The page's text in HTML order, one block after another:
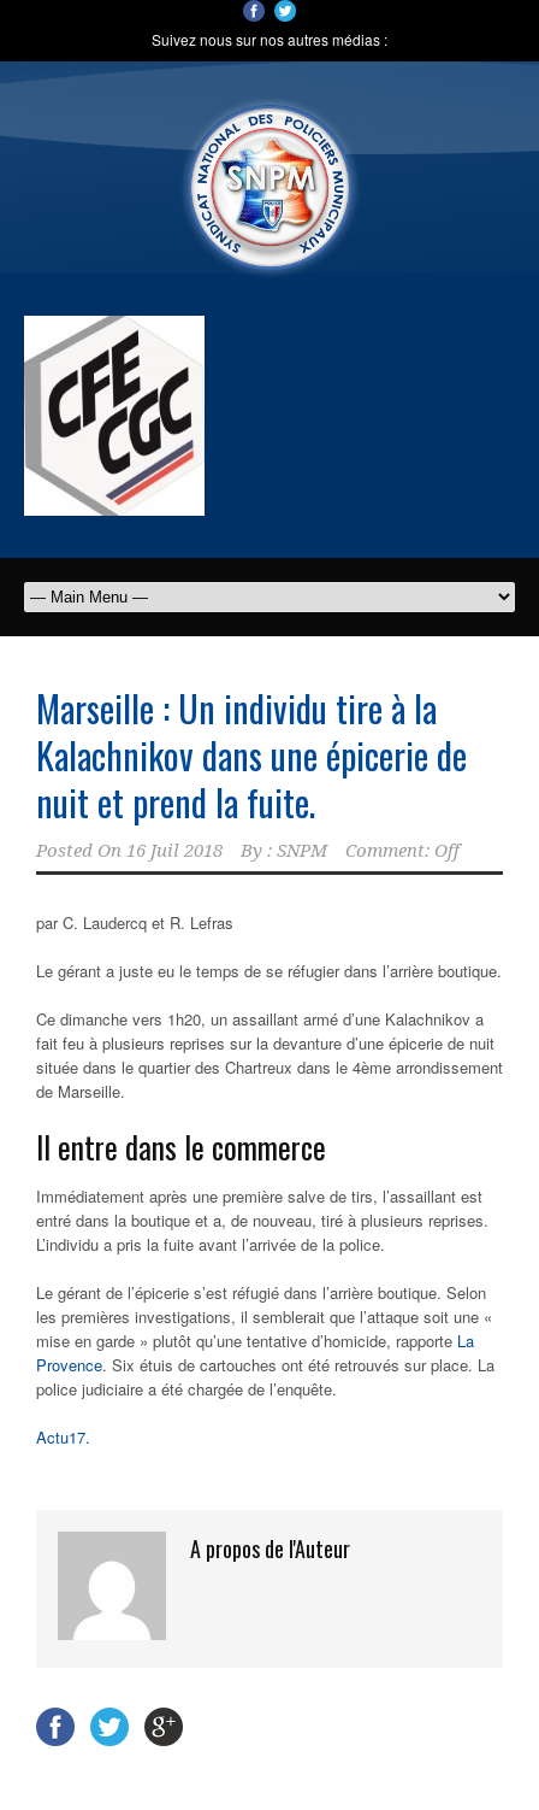
Suivez nous sur nos autres médias :
Marseille : Un individu tire à la
Kalachnikov dans une épicerie de
nuit et prend la fuite.
Posted On 16 Juil 2018 By : SNPM Comment: Off
par C. Laudercq et R. Lefras
Le gérant a juste eu le temps de se réfugier dans l’arrière boutique.
Ce dimanche vers 1h20, un assaillant armé d’une Kalachnikov a
fait feu à plusieurs reprises sur la devanture d’une épicerie de nuit
située dans le quartier des Chartreux dans le 4ème arrondissement
de Marseille.
Il entre dans le commerce
Immédiatement après une première salve de tirs, l’assaillant est
entré dans la boutique et a, de nouveau, tiré à plusieurs reprises.
L’individu a pris la fuite avant l’arrivée de la police.
Le gérant de l’épicerie s’est réfugié dans l’arrière boutique. Selon
les premières investigations, il semblerait que l’attaque soit une «
mise en garde » plutôt qu’une tentative d’homicide, rapporte La
Provence. Six étuis de cartouches ont été retrouvés sur place. La
police judiciaire a été chargée de l’enquête.
Actu17.
A propos de l'Auteur